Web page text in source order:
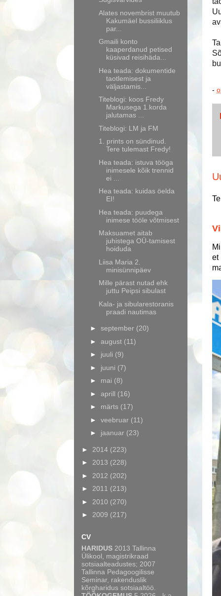
-
et
Alates novembrist muutub
Kakumäel bussiliiklus
par...
Gmaili konto
kaaperdanud petised
küsivad reisihäda...
Hea teada: dokumentide
taotlemisest ja
väljastamis...
Titeblogi: koos Fredy
Markusega 1.korda
jalutamas ...
Titeblogi: LM ja FM
1. prints on sündinud.
Tere tulemast Fredy!
Hea teada: istuva tööga
inimesele kõik trennid
ei ...
Hea teada: kuidas öelda
EI!
Hea teada: puudega
inimese tööle võtmisest
Maksuamet aitab
juhistega OÜ-tamisest
hoiduda
Liisa Maria 2.
minisünnipäev
Mille pärast nutad ehk
juttu Peipsi sibulast
Kala- ja sibularestoranis
praadi nautimas
► september (20)
► august (11)
► juuli (9)
► juuni (7)
► mai (8)
► aprill (16)
► märts (17)
► veebruar (11)
► jaanuar (23)
► 2014 (223)
► 2013 (228)
► 2012 (202)
► 2011 (213)
► 2010 (270)
► 2009 (217)
CV
HARIDUS 2013 Tallinna
Ülikool, magistrikraad
sotsiaalteadustes; 2007
Tallinna Pedagoogilisse
Seminar, rakenduslik
kõrgharidus sotsiaaltöö.